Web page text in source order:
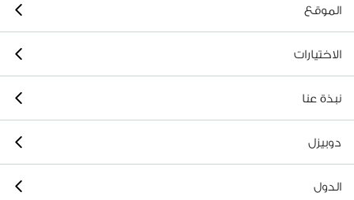
الموقع
الاختيارات
نبذة عنا
دوبيزل
الدول